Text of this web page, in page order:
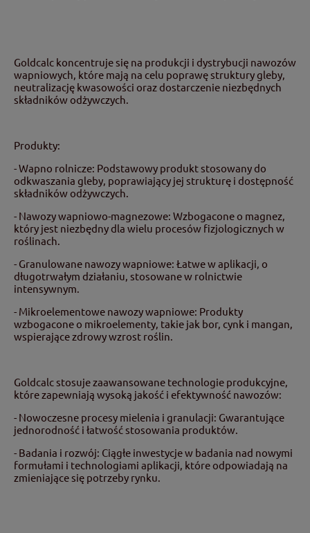
Goldcalc koncentruje się na produkcji i dystrybucji nawozów
wapniowych, które mają na celu poprawę struktury gleby,
neutralizację kwasowości oraz dostarczenie niezbędnych
składników odżywczych.
Produkty:
- Wapno rolnicze: Podstawowy produkt stosowany do
odkwaszania gleby, poprawiający jej strukturę i dostępność
składników odżywczych.
- Nawozy wapniowo-magnezowe: Wzbogacone o magnez,
który jest niezbędny dla wielu procesów fizjologicznych w
roślinach.
- Granulowane nawozy wapniowe: Łatwe w aplikacji, o
długotrwałym działaniu, stosowane w rolnictwie
intensywnym.
- Mikroelementowe nawozy wapniowe: Produkty
wzbogacone o mikroelementy, takie jak bor, cynk i mangan,
wspierające zdrowy wzrost roślin.
Goldcalc stosuje zaawansowane technologie produkcyjne,
które zapewniają wysoką jakość i efektywność nawozów:
- Nowoczesne procesy mielenia i granulacji: Gwarantujące
jednorodność i łatwość stosowania produktów.
- Badania i rozwój: Ciągłe inwestycje w badania nad nowymi
formułami i technologiami aplikacji, które odpowiadają na
zmieniające się potrzeby rynku.